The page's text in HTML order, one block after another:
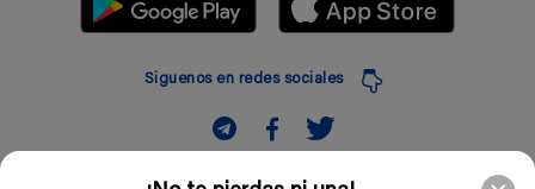
Siguenos en redes sociales
Suscribir